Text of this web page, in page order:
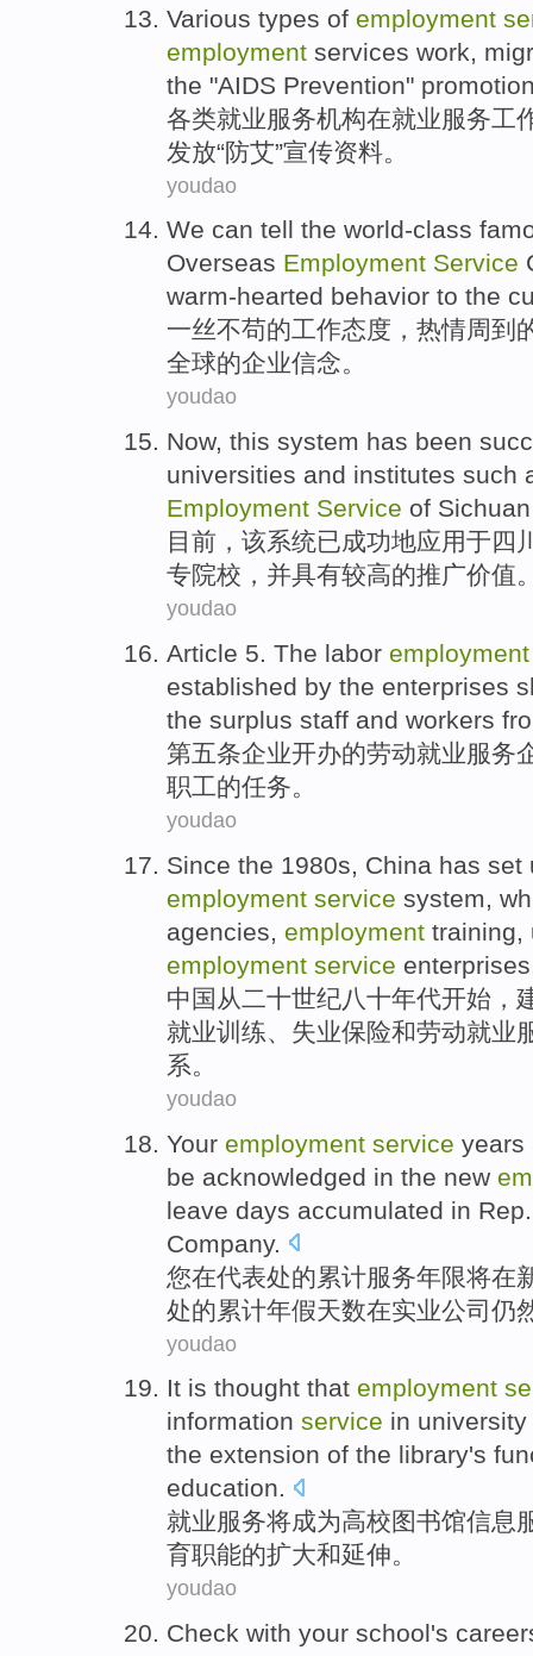
Various types of employment
employment services work
the "AIDS Prevention"
各类就业服务机构在就业服务工
发放“防艾”宣传资料。
youdao
We can tell the world-class
Overseas Employment Service
warm-hearted behavior to the
一丝不苟的工作态度， 热情周到
全球的企业信念。
youdao
Now, this system has been
universities and institutes such
Employment Service of
目前 ， 该系统已成功地应用于四
专院校 ， 并具有较高的推广价值
youdao
Article 5. The labor employment
established by the enterprises
the surplus staff and workers
第五条企业开办的劳动就业服务
职工的任务。
youdao
Since the 1980s, China has set
employment service system,
agencies, employment training,
employment service enterprises
中国 从二十世纪八十年代开始 ，
就业训练、 失业保险和劳动就业
系。
youdao
Your employment service years
be acknowledged in the new
leave days accumulated in
Company.
您在代表处的累计服务年限将在
处的累计年假天数在实业公司仍
youdao
It is thought that employment
information service in
the extension of the library's
education.
就业服务将成为高校图书馆信息
育职能的扩大和延伸。
youdao
Check with your school's